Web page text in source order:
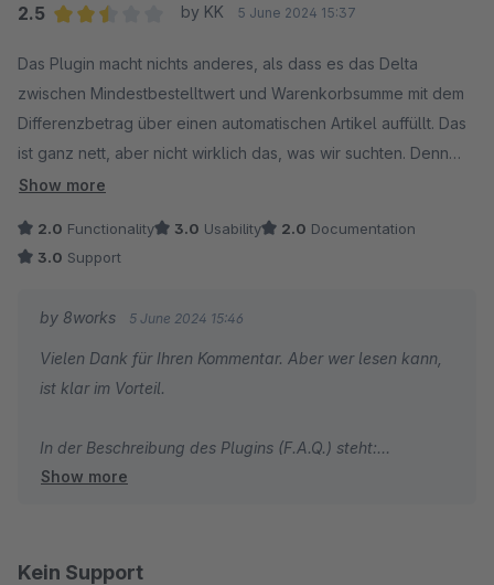
2.5
by KK 5 June 2024 15:37
Das Plugin macht nichts anderes, als dass es das Delta
zwischen Mindestbestelltwert und Warenkorbsumme mit dem
Differenzbetrag über einen automatischen Artikel auffüllt. Das
ist ganz nett, aber nicht wirklich das, was wir suchten. Denn
einen fixen Mindermengenaufschlag definieren zu können,
daher nur eingeschränkt brauchbar.
Show more
2.0 Functionality 3.0 Usability 2.0 Documentation
3.0 Support
by 8works 5 June 2024 15:46
Vielen Dank für Ihren Kommentar. Aber wer lesen kann,
ist klar im Vorteil.
In der Beschreibung des Plugins (F.A.Q.) steht:
hierfür gibt es andere Plugin-Lösungen. Unser Plugin
Show more
Kein Support